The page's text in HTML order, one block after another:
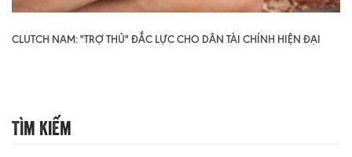
CLUTCH NAM: "TRỢ THỦ" ĐẮC LỰC CHO DÂN TÀI CHÍNH HIỆN ĐẠI
Tìm Kiếm